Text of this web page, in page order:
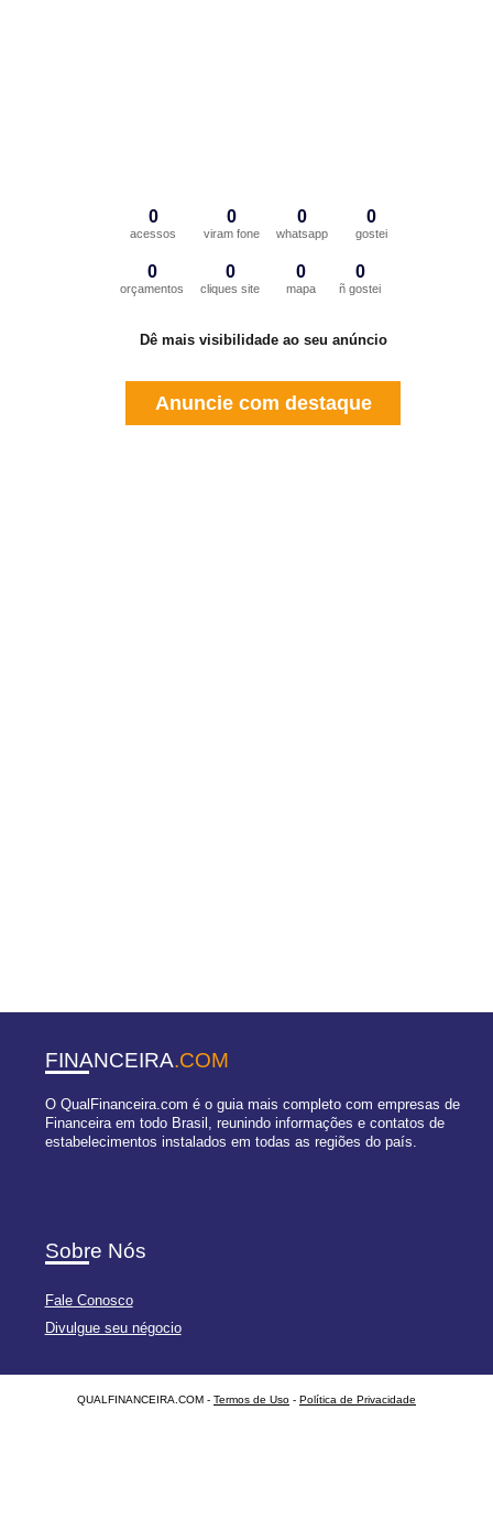
0
acessos
0
viram fone
0
whatsapp
0
gostei
0
orçamentos
0
cliques site
0
mapa
0
ñ gostei
Dê mais visibilidade ao seu anúncio
Anuncie com destaque
FINANCEIRA.COM
O QualFinanceira.com é o guia mais completo com empresas de
Financeira em todo Brasil, reunindo informações e contatos de
estabelecimentos instalados em todas as regiões do país.
Sobre Nós
Fale Conosco
Divulgue seu négocio
QUALFINANCEIRA.COM - Termos de Uso - Política de Privacidade